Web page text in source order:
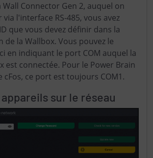
Wall Connector Gen 2, auquel on
l'interface RS-485, vous avez
que vous devez définir dans la
de la Wallbox. Vous pouvez le
en indiquant le port COM auquel la
est connectée. Pour le Power Brain
cFos, ce port est toujours COM1.
sur le réseau